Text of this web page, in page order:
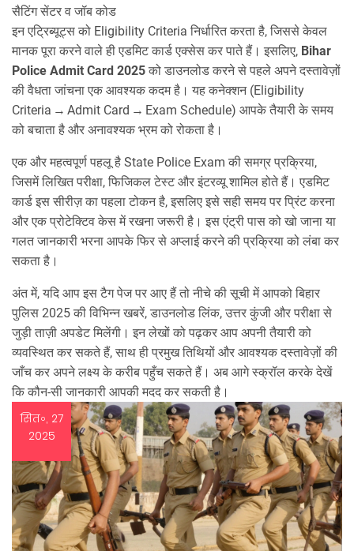
सैटिंग सेंटर व जॉब कोड
इन एट्रिब्यूट्स को Eligibility Criteria निर्धारित करता है, जिससे केवल
मानक पूरा करने वाले ही एडमिट कार्ड एक्सेस कर पाते हैं। इसलिए, Bihar
Police Admit Card 2025 को डाउनलोड करने से पहले अपने दस्तावेज़ों
की वैधता जांचना एक आवश्यक कदम है। यह कनेक्शन (Eligibility
Criteria → Admit Card → Exam Schedule) आपके तैयारी के समय
को बचाता है और अनावश्यक भ्रम को रोकता है।
एक और महत्वपूर्ण पहलू है State Police Exam की समग्र प्रक्रिया,
जिसमें लिखित परीक्षा, फिजिकल टेस्ट और इंटरव्यू शामिल होते हैं। एडमिट
कार्ड इस सीरीज़ का पहला टोकन है, इसलिए इसे सही समय पर प्रिंट करना
और एक प्रोटेक्टिव केस में रखना जरूरी है। इस एंट्री पास को खो जाना या
गलत जानकारी भरना आपके फिर से अप्लाई करने की प्रक्रिया को लंबा कर
सकता है।
अंत में, यदि आप इस टैग पेज पर आए हैं तो नीचे की सूची में आपको बिहार
पुलिस 2025 की विभिन्न खबरें, डाउनलोड लिंक, उत्तर कुंजी और परीक्षा से
जुड़ी ताज़ी अपडेट मिलेंगी। इन लेखों को पढ़कर आप अपनी तैयारी को
व्यवस्थित कर सकते हैं, साथ ही प्रमुख तिथियों और आवश्यक दस्तावेज़ों की
जाँच कर अपने लक्ष्य के करीब पहुँच सकते हैं। अब आगे स्क्रॉल करके देखें
कि कौन‑सी जानकारी आपकी मदद कर सकती है।
सित॰, 27
2025